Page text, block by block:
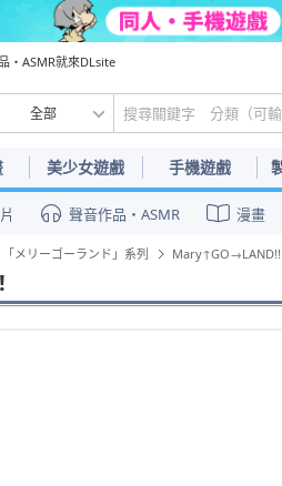
・ASMR就來DLsite
全部
美少女遊戲 手機遊戲
聲音作品・ASMR 漫畫
「メリーゴーランド」系列 Mary↑GO→LAND!!